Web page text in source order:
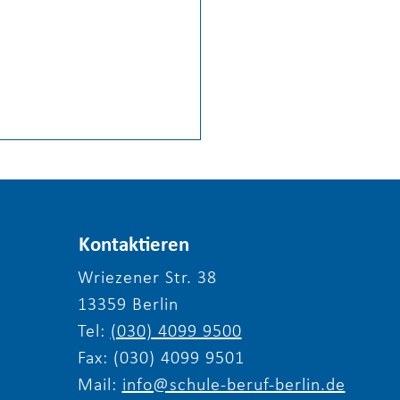
Einladung zum
2026 von
& Beruf Berlin e.V.
Kontaktieren
Wriezener Str. 38
13359 Berlin
Tel: (030) 4099 9500
Fax: (030) 4099 9501
Mail: info@schule-beruf-berlin.de